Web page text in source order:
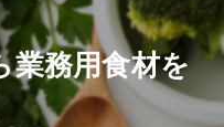
業務用食材を